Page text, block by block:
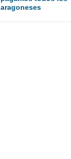
aragoneses